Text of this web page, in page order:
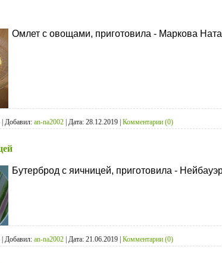
Омлет с овощами, приготовила - Маркова
| Добавил: an-na2002 | Дата: 28.12.2019 | Комментарии (0)
Бутерброд с яичницей, приготовила -
| Добавил: an-na2002 | Дата: 21.06.2019 | Комментарии (0)